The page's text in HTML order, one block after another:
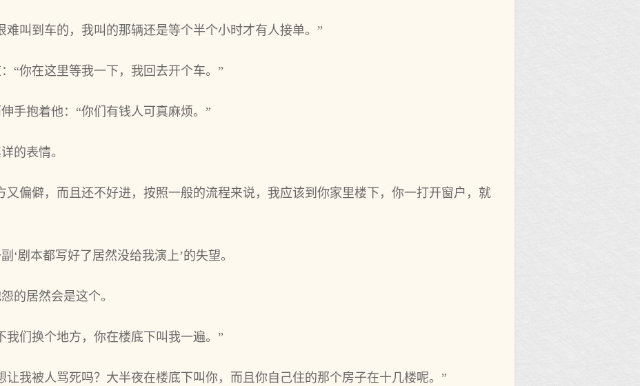
难叫到车的，我叫的那辆还是等个半个小时才有人接单。”
“你在这里等我一下，我回去开个车。”
手抱着他：“你们有钱人可真麻烦。”
的表情。
又偏僻，而且还不好进，按照一般的流程来说，我应该到你家里楼下，你一打开窗户，就
‘剧本都写好了居然没给我演上’的失望。
的居然会是这个。
我们换个地方，你在楼底下叫我一遍。”
让我被人骂死吗？大半夜在楼底下叫你，而且你自己住的那个房子在十几楼呢。”